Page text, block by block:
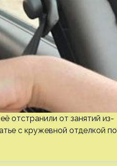
отстранили от занятий из-
с кружевной отделкой по